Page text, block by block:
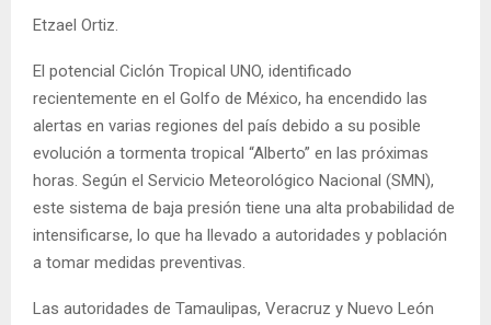
Etzael Ortiz.
El potencial Ciclón Tropical UNO, identificado
recientemente en el Golfo de México, ha encendido las
alertas en varias regiones del país debido a su posible
evolución a tormenta tropical “Alberto” en las próximas
horas. Según el Servicio Meteorológico Nacional (SMN),
este sistema de baja presión tiene una alta probabilidad de
intensificarse, lo que ha llevado a autoridades y población
a tomar medidas preventivas.
Las autoridades de Tamaulipas, Veracruz y Nuevo León